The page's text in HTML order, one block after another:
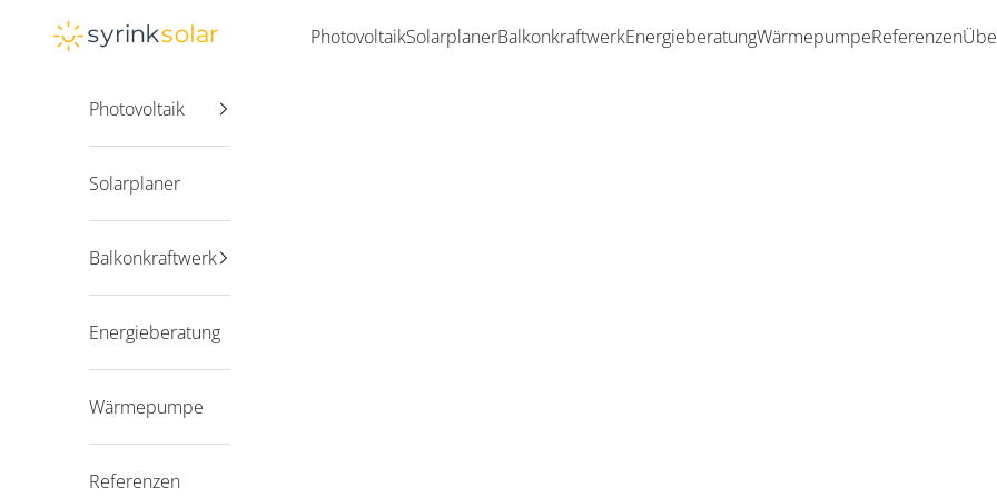
Syrink
PhotovoltaikSolarplanerBalkonkraftwerkEnergieberatungWärmepumpeReferenzen
Photovoltaik
Solarplaner
Balkonkraftwerk
Energieberatung
Wärmepumpe
Referenzen